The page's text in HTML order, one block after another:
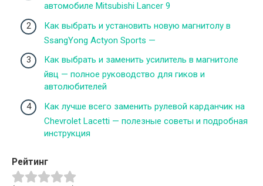
автомобиле Mitsubishi Lancer 9
Как выбрать и установить новую магнитолу в
SsangYong Actyon Sports —
Как выбрать и заменить усилитель в магнитоле
йвц — полное руководство для гиков и
автолюбителей
Как лучше всего заменить рулевой карданчик на
Chevrolet Lacetti — полезные советы и подробная
инструкция
Рейтинг